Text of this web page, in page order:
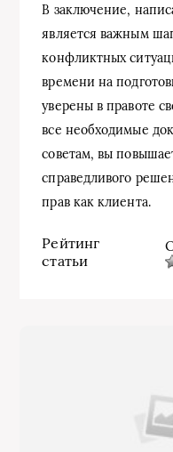
В заключение,
является важным
конфликтных
времени на
уверены в правоте
все необходимые
советам, вы
справедливого
прав как клиента.
Рейтинг
статьи